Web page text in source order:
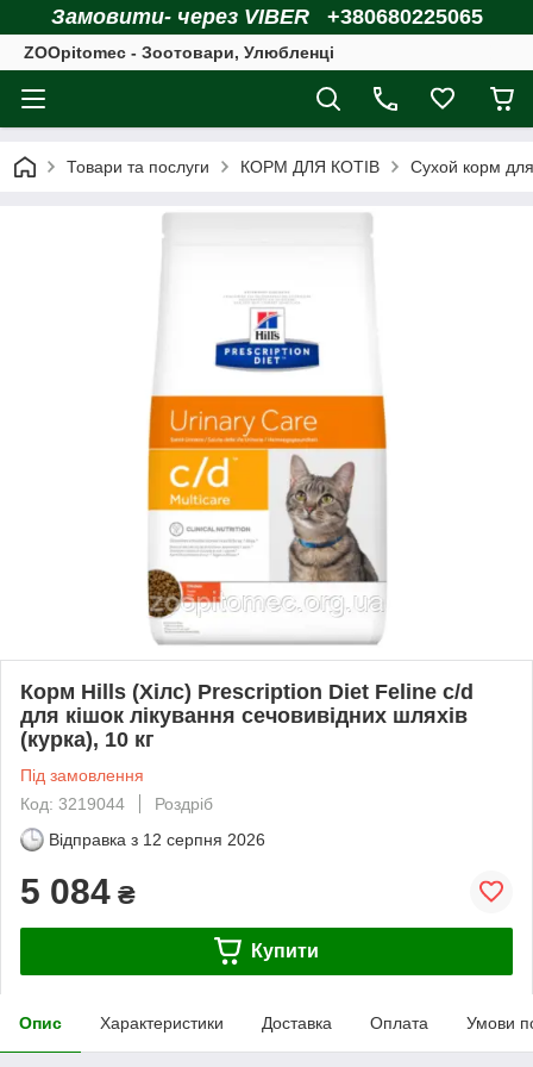
Замовити- через VIBER +380680225065
ZOOpitomec - Зоотовари, Улюбленці
Товари та послуги КОРМ ДЛЯ КОТІВ Сухой корм
Корм Hills (Хілс) Prescription Diet Feline c/d
для кішок лікування сечовивідних шляхів
(курка), 10 кг
Під замовлення
Код: 3219044
Роздріб
Відправка з 12 серпня 2026
5 084 ₴
Купити
Опис Характеристики Доставка Оплата Умови